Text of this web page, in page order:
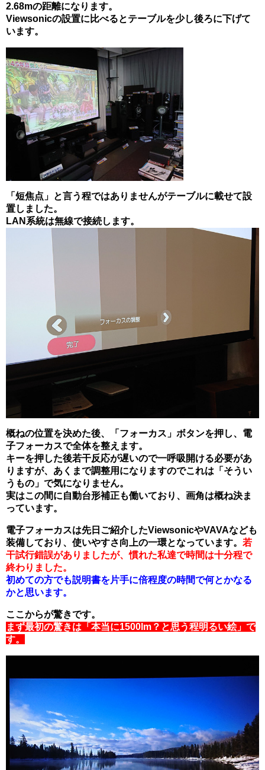
2.68mの距離になります。
Viewsonicの設置に比べるとテーブルを少し後ろに下げて
います。
「短焦点」と言う程ではありませんがテーブルに載せて設
置しました。
LAN系統は無線で接続します。
概ねの位置を決めた後、「フォーカス」ボタンを押し、電
子フォーカスで全体を整えます。
キーを押した後若干反応が遅いので一呼吸開ける必要があ
りますが、あくまで調整用になりますのでこれは「そうい
うもの」で気になりません。
実はこの間に自動台形補正も働いており、画角は概ね決ま
っています。
電子フォーカスは先日ご紹介したViewsonicやVAVAなども
装備しており、使いやすさ向上の一環となっています。 若
干試行錯誤がありましたが、慣れた私達で時間は十分程で
終わりました。
初めての方でも説明書を片手に倍程度の時間で何とかなる
かと思います。
ここからが驚きです。
まず最初の驚きは「本当に1500lm？と思う程明るい絵」で
す。